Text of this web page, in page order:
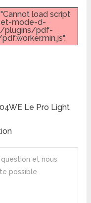
load script
mode-d-
plugins/pdf-
Le Pro Light